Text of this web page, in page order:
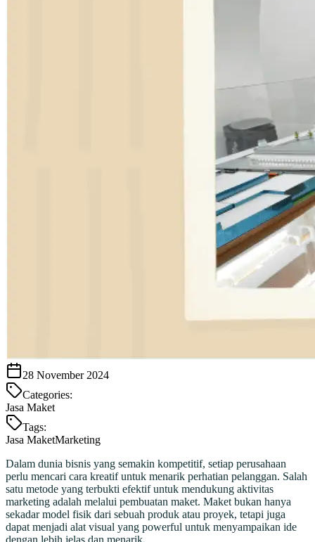
28 November 2024
Categories:
Jasa Maket
Tags:
Jasa MaketMarketing
Dalam dunia bisnis yang semakin kompetitif, setiap perusahaan
perlu mencari cara kreatif untuk menarik perhatian pelanggan. Salah
satu metode yang terbukti efektif untuk mendukung aktivitas
marketing adalah melalui pembuatan maket. Maket bukan hanya
sekadar model fisik dari sebuah produk atau proyek, tetapi juga
dapat menjadi alat visual yang powerful untuk menyampaikan ide
dengan lebih jelas dan menarik.